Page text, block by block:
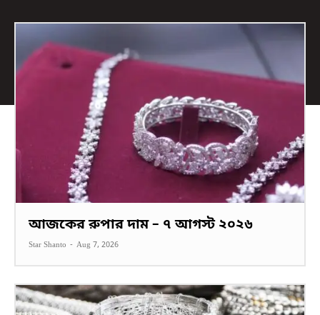
আজকের রুপার দাম – ৭ আগস্ট ২০২৬
Star Shanto - Aug 7, 2026